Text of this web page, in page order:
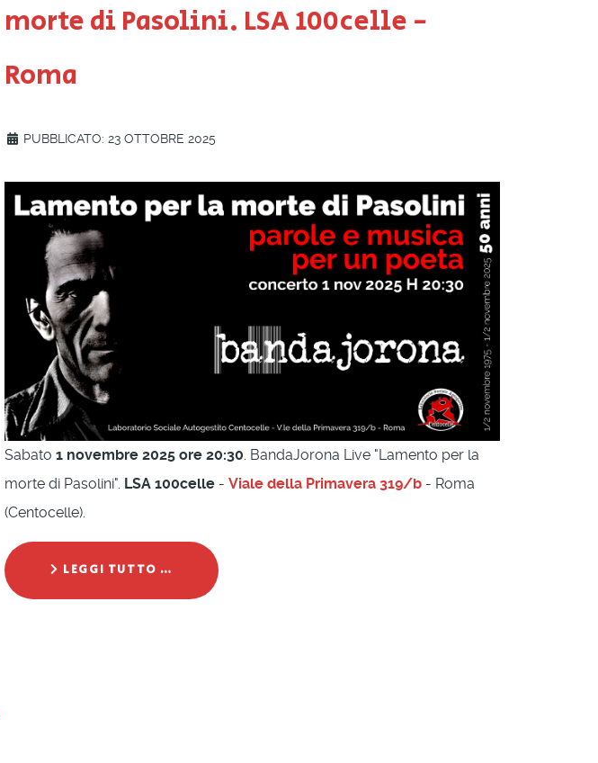
morte di Pasolini. LSA 100celle -
Roma
PUBBLICATO: 23 OTTOBRE 2025
Sabato 1 novembre 2025 ore 20:30. BandaJorona Live "Lamento per la
morte di Pasolini". LSA 100celle - Viale della Primavera 319/b - Roma
(Centocelle).
LEGGI TUTTO …